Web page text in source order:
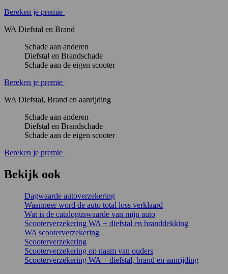
Bereken je premie
WA Diefstal en Brand
Schade aan anderen
Diefstal en Brandschade
Schade aan de eigen scooter
Bereken je premie
WA Diefstal, Brand en aanrijding
Schade aan anderen
Diefstal en Brandschade
Schade aan de eigen scooter
Bereken je premie
Bekijk ook
Dagwaarde autoverzekering
Waanneer word de auto total loss verklaard
Wat is de cataloguswaarde van mijn auto
Scooterverzekering WA + diefstal en branddekking
WA scooterverzekering
Scooterverzekering
Scooterverzekering op naam van ouders
Scooterverzekering WA + diefstal, brand en aanrijding